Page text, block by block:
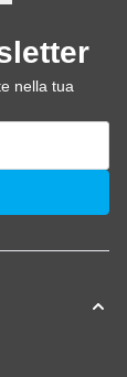
nella tua